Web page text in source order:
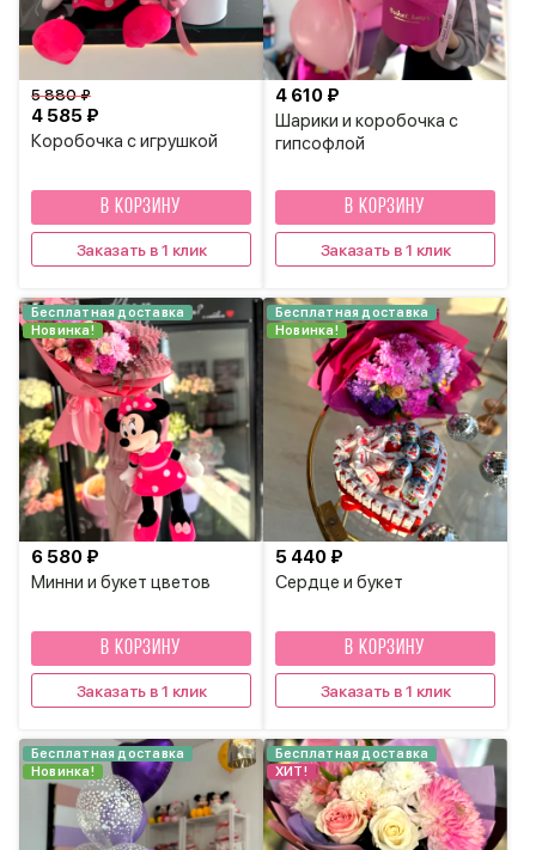
Коробочка с игрушкой
4 585 ₽
5 880 ₽
В КОРЗИНУ
Заказать в 1 клик
Шарики и коробочка с
гипсофлой
4 610 ₽
В КОРЗИНУ
Заказать в 1 клик
Бесплатная доставка
Новинка!
Минни и букет цветов
6 580 ₽
В КОРЗИНУ
Заказать в 1 клик
Бесплатная доставка
Новинка!
Сердце и букет
5 440 ₽
В КОРЗИНУ
Заказать в 1 клик
Бесплатная доставка
Новинка!
Бесплатная доставка
ХИТ!